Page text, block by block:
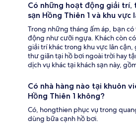
Có những hoạt động giải trí,
sạn Hồng Thiên 1 và khu vực
Trong những tháng ấm áp, bạn
động như cưỡi ngựa. Khách còn
giải trí khác trong khu vực lân cận,
thư giãn tại hồ bơi ngoài trời hay
dịch vụ khác tại khách sạn này,
Có nhà hàng nào tại khuôn
Hồng Thiên 1 không?
Có, hongthien phục vụ trong
dùng bữa cạnh hồ bơi.